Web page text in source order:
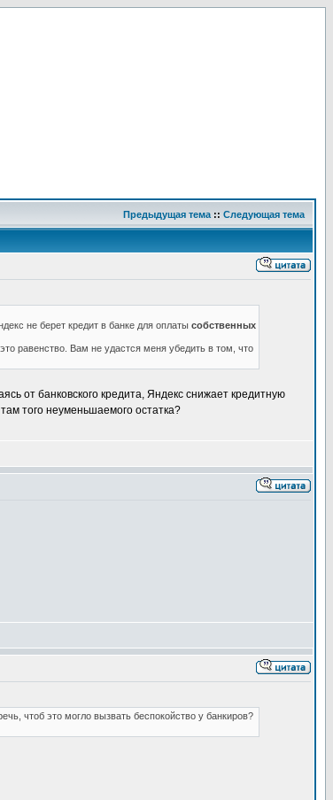
Предыдущая тема :: Следующая тема
не берет кредит в банке для оплаты собственных
равенство. Вам не удастся меня убедить в том, что
от банковского кредита, Яндекс снижает кредитную
того неуменьшаемого остатка?
чтоб это могло вызвать беспокойство у банкиров?